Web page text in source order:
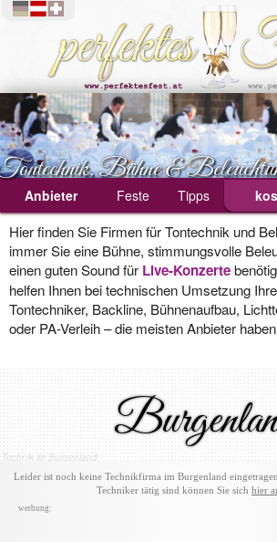
Anbieter Technik
Feste
Ablauf
Tipps
Bühne &
Hier finden Sie Firmen für Tontechnik und
immer Sie eine Bühne, stimmungsvolle
einen guten Sound für Live-Konzerte
helfen Ihnen bei technischen Umsetzung
Tontechniker, Backline, Bühnenaufbau,
oder PA-Verleih – die meisten Anbieter
Technik im Burgenland
Leider ist noch keine Technikfirma im Burgenland
Techniker tätig sind können Sie sich hier
werbung: